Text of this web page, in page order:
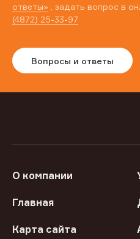
ответы» , задать вопрос в
(4872) 25-33-97
Вопросы и ответы
О компании
Главная
Карта сайта